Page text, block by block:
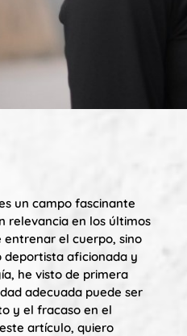
un campo fascinante
relevancia en los últimos
entrenar el cuerpo, sino
deportista aficionada y
he visto de primera
adecuada puede ser
y el fracaso en el
artículo, quiero